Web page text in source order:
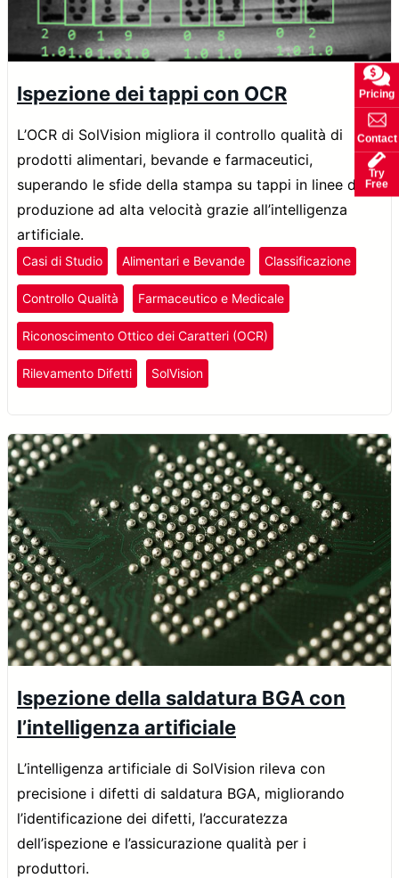
Ispezione dei tappi con OCR
L’OCR di SolVision migliora il controllo qualità di
prodotti alimentari, bevande e farmaceutici,
superando le sfide della stampa su tappi in linee di
produzione ad alta velocità grazie all’intelligenza
artificiale.
Casi di Studio Alimentari e Bevande Classificazione
Controllo Qualità Farmaceutico e Medicale
Riconoscimento Ottico dei Caratteri (OCR)
Rilevamento Difetti SolVision
Ispezione della saldatura BGA con
l’intelligenza artificiale
L’intelligenza artificiale di SolVision rileva con
precisione i difetti di saldatura BGA, migliorando
l’identificazione dei difetti, l’accuratezza
dell’ispezione e l’assicurazione qualità per i
produttori.
Pricing
Contact
Try
Free